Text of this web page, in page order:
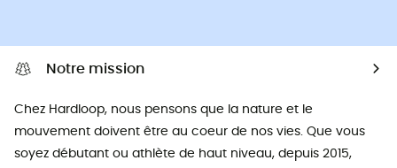
Notre mission
Chez Hardloop, nous pensons que la nature et le
mouvement doivent être au coeur de nos vies. Que vous
soyez débutant ou athlète de haut niveau, depuis 2015,